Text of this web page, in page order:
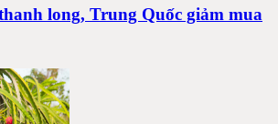
long, Trung Quốc giảm mua